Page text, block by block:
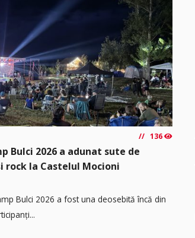
136
Bulci 2026 a adunat sute de
la Castelul Mocioni
Bulci 2026 a fost una deosebită încă din